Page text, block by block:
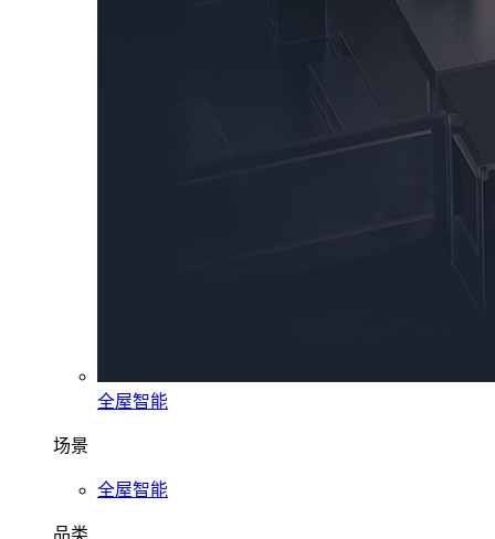
全屋智能
场景
全屋智能
品类